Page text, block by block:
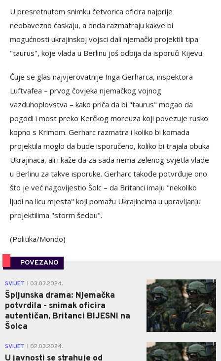
U presretnutom snimku četvorica oficira najprije
neobavezno ćaskaju, a onda razmatraju kakve bi
mogućnosti ukrajinskoj vojsci dali njemački projektili tipa
"taurus", koje vlada u Berlinu još odbija da isporuči Kijevu.
Čuje se glas najvjerovatnije Inga Gerharca, inspektora
Luftvafea – prvog čovjeka njemačkog vojnog
vazduhoplovstva – kako priča da bi "taurus" mogao da
pogodi i most preko Kerčkog moreuza koji povezuje rusko
kopno s Krimom. Gerharc razmatra i koliko bi komada
projektila moglo da bude isporučeno, koliko bi trajala obuka
Ukrajinaca, ali i kaže da za sada nema zelenog svjetla vlade
u Berlinu za takve isporuke. Gerharc takođe potvrđuje ono
što je već nagovijestio Šolc – da Britanci imaju "nekoliko
ljudi na licu mjesta" koji pomažu Ukrajincima u upravljanju
projektilima "storm šedou".
(Politika/Mondo)
POVEZANO
SVIJET 03.03.2024.
Špijunska drama: Njemačka
potvrdila - snimak oficira
autentičan, Britanci BIJESNI na
Šolca
1
SVIJET 02.03.2024.
U javnosti se strahuje od
1